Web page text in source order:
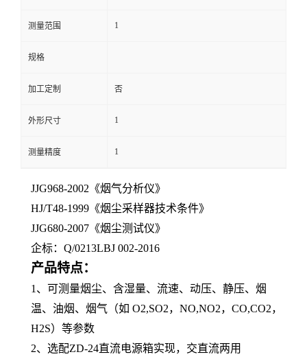
测量范围 1
规格
加工定制 否
外形尺寸 1
测量精度 1
JJG968-2002《烟气分析仪》
HJ/T48-1999《烟尘采样器技术条件》
JJG680-2007《烟尘测试仪》
企标：Q/0213LBJ 002-2016
产品特点：
1、可测量烟尘、含湿量、流速、动压、静压、烟
温、油烟、烟气（如 O2,SO2，NO,NO2，CO,CO2，
H2S）等参数
2、 选配ZD-24直流电源箱实现，交直流两用